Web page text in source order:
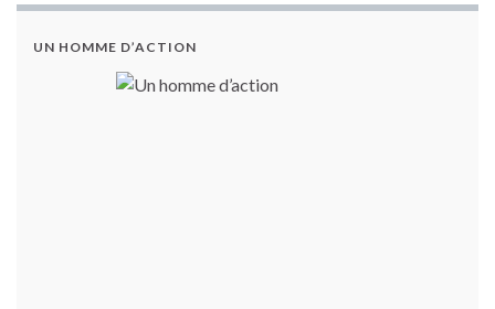
UN HOMME D’ACTION